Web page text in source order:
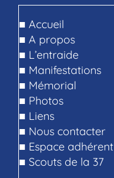
■ Accueil
■ A propos
■ L’entraide
■ Manifestations
■ Mémorial
■ Photos
■ Liens
■ Nous contacter
■ Espace adhérent
■ Scouts de la 37